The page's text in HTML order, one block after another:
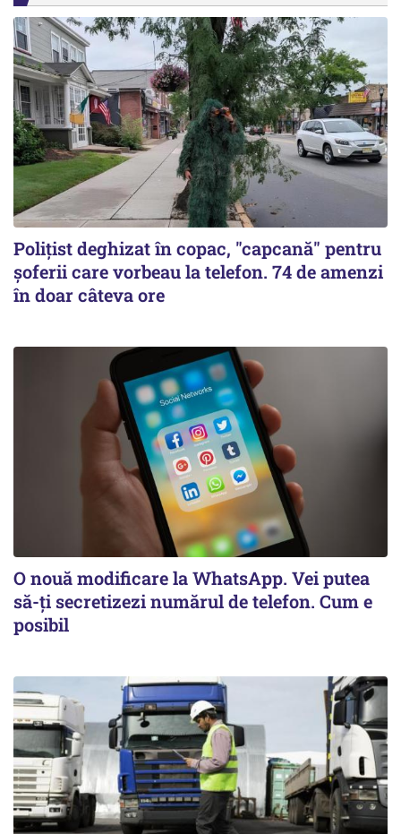
Polițist deghizat în copac, "capcană" pentru
șoferii care vorbeau la telefon. 74 de amenzi
în doar câteva ore
O nouă modificare la WhatsApp. Vei putea
să-ți secretizezi numărul de telefon. Cum e
posibil